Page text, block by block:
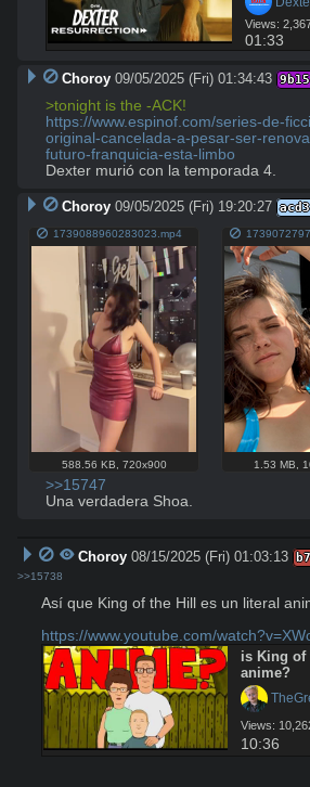
Views:
01:33
Choroy 09/05/2025 (Fri) 01:34:43
>tonight is the -ACK!
https://www.espinof.com/series-de-
original-cancelada-a-pesar-ser-
futuro-franquicia-esta-limbo
Dexter murió con la temporada 4.
Choroy 09/05/2025 (Fri) 19:20:27
1739088960283023.mp4
588.56 KB, 720x900 1.53 MB,
>>15747
Una verdadera Shoa.
Choroy 08/15/2025 (Fri) 01:03:13
>>15738
Así que King of the Hill es un literal
https://www.youtube.com/
is King of
anime?
Views:
10:36